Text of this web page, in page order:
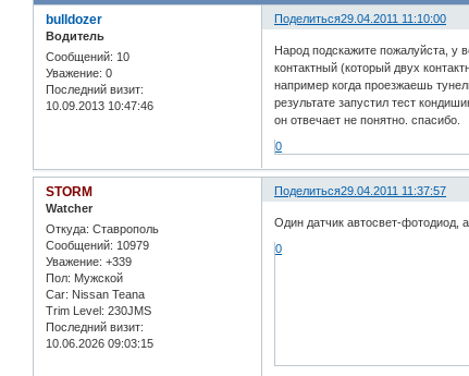
Поделиться29.04.2011 11:10:00
bulldozer
Водитель
Сообщений: 10
Уважение: 0
Последний визит:
10.09.2013 10:47:46
Народ подскажите пожалуйста, у
контактный (который двух
например когда проезжаешь
результате запустил тест
он отвечает не понятно. спасибо.
0
Поделиться29.04.2011 11:37:57
STORM
Watcher
Откуда: Ставрополь
Сообщений: 10979
Уважение: +339
Пол: Мужской
Car: Nissan Teana
Trim Level: 230JMS
Последний визит:
10.06.2026 09:03:15
Один датчик автосвет-фотодиод,
0